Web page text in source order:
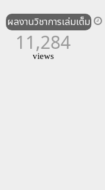
ผลงานวิชาการเล่มเต็ม
11,284
views